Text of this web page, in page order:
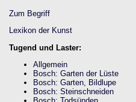
Zum Begriff
Lexikon der Kunst
Tugend und Laster:
Allgemein
Bosch: Garten der Lüste
Bosch: Garten, Bildlupe
Bosch: Steinschneiden